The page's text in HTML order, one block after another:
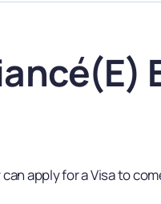
apply for a Visa to